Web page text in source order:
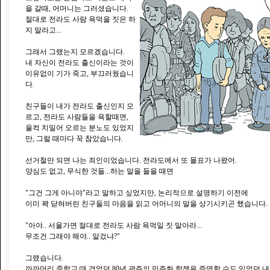
을 갈때, 어머니는 그러셨습니다.
절대로 전라도 사람 욕먹을 짓은 하
지 말라고...
그래서 그랬는지 모르겠습니다.
내 자신이 전라도 출신이라는 것이
이유없이 기가 죽고, 부끄러웠습니
다.
친구들이 내가 전라도 출신인지 모
르고, 전라도 사람들을 욕할때면,
울컥 치밀어 오르는 분노도 있었지
만, 그럴 때마다 꾹 참았습니다.
선거철만 되면 나는 죄인이었습니다. 전라도에서 또 몰표가 나왔어.
양심도 없고, 무식한 것들...하는 말을 들을 때면
"그건 그게 아니야"라고 말하고 싶었지만, 논리적으로 설명하기 이전에
이미 꽉 닫혀버린 친구들의 마음을 읽고 어머니의 말을 상기시키곤 했습니다.
"아야.. 서울가면 절대로 전라도 사람 욕먹일 짓 말아라...
무조건 그래야 해야.. 알겄냐?"
그랬습니다.